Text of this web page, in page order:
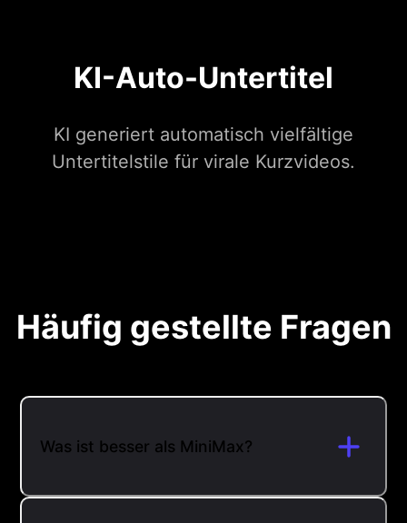
KI-Auto-Untertitel
KI generiert automatisch vielfältige
Untertitelstile für virale Kurzvideos.
Häufig gestellte Fragen
Was ist besser als MiniMax?